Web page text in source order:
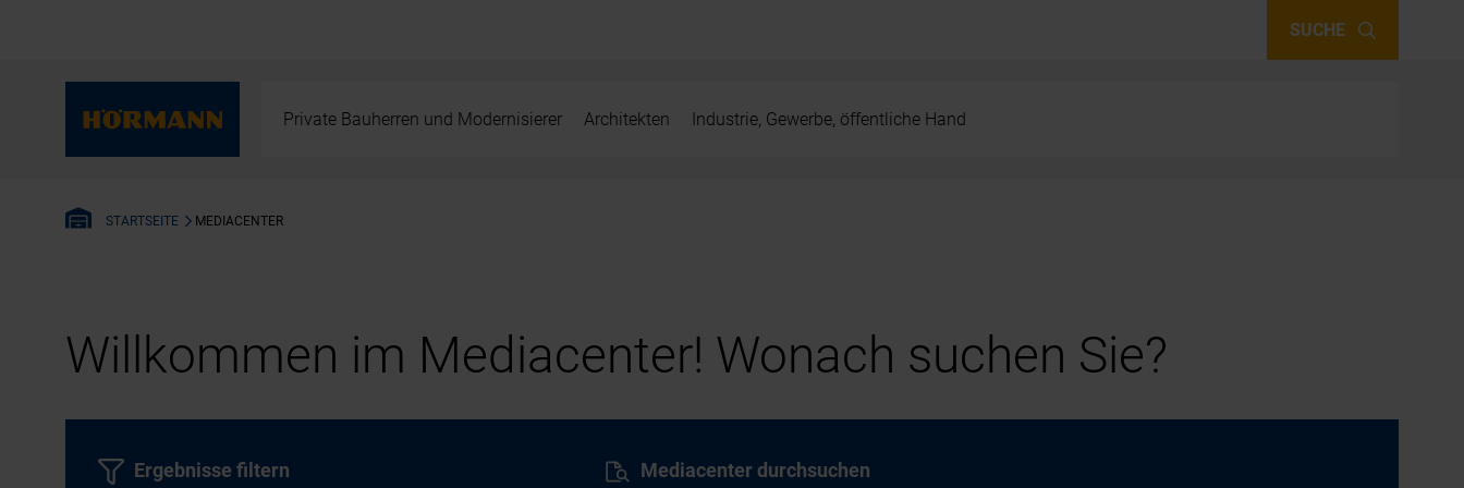
SUCHE
Private Bauherren und Modernisierer Architekten Industrie, Gewerbe, öffentliche Hand
STARTSEITE MEDIACENTER
Willkommen im Mediacenter! Wonach suchen Sie?
Mediacenter durchsuchen
Ergebnisse filtern